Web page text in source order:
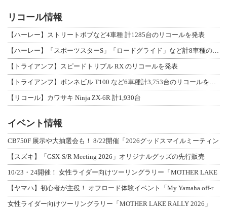
リコール情報
【ハーレー】ストリートボブなど4車種 計1285台のリコールを発表
【トライアンフ】スピードトリプル RX のリコールを発表
【リコール】カワサキ Ninja ZX-6R 計1,930台
イベント情報
CB750F 展示や大抽選会も！ 8/22開催「2026グッドスマイルミーティン
【スズキ】「GSX-S/R Meeting 2026」オリジナルグッズの先行販売
10/23・24開催！ 女性ライダー向けツーリングラリー「MOTHER LAKE
【ヤマハ】初心者が主役！ オフロード体験イベント「My Yamaha off-r
女性ライダー向けツーリングラリー「MOTHER LAKE RALLY 2026」